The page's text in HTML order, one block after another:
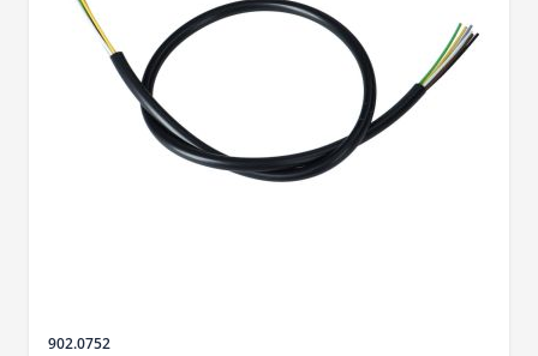
Sku
902.0752